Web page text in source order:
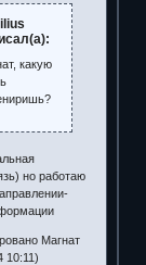
какую
но работаю
Магнат
10:11)